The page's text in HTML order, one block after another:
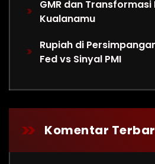
GMR dan
Kualanamu
Rupiah di
Fed vs Sinyal PMI
Komentar